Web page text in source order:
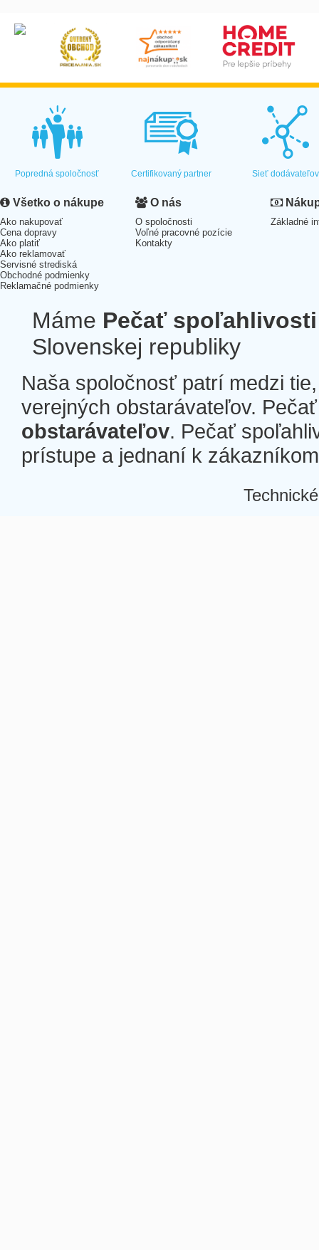
Popredná spoločnosť Certifikovaný partner Sieť dodávateľov
Všetko o nákupe
Ako nakupovať
Cena dopravy
Ako platiť
Ako reklamovať
Servisné strediská
Obchodné podmienky
Reklamačné podmienky
O nás
O spoločnosti
Voľné pracovné pozície
Kontakty
Základné
Máme Pečať spoľahlivosti
Slovenskej republiky
Naša spoločnosť patrí medzi
verejných obstarávateľov.
obstarávateľov. Pečať
prístupe a jednaní k